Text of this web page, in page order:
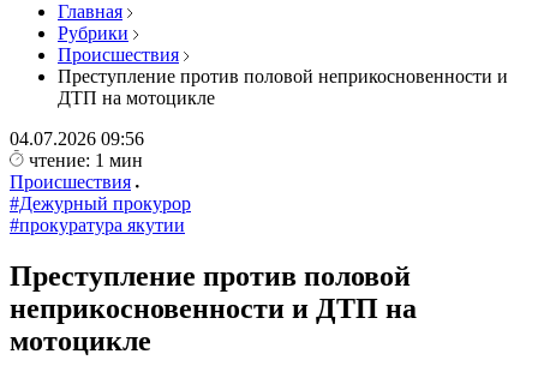
Главная
Рубрики
Происшествия
Преступление против половой неприкосновенности и
ДТП на мотоцикле
04.07.2026 09:56
чтение: 1 мин
Происшествия
#Дежурный прокурор
#прокуратура якутии
Преступление против половой
неприкосновенности и ДТП на
мотоцикле